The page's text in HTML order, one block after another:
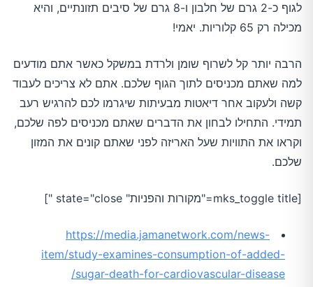
לגוף כ-2 גרם של חלבון ו-8 גרם של סיבים תזונתיים, והיא
מכילה רק 65 קלוריות. יאמי!
הרבה יותר קל לשרוף שומן ולרדת במשקל כאשר אתם מודעים
למה שאתם מכניסים לתוך הגוף שלכם. אתם לא צריכים לעבוד
קשה ולעקוב אחר דיאטות מבעיתות שיגרמו לכם להרגיש רעב
תמידי. התחילו לבחון את הדברים שאתם מכניסים לפה שלכם,
וקראו את התוויות שעל האריזה לפני שאתם קונים את המזון
שלכם.
[mks_toggle title="מקורות והפניות" state="close "]
https://media.jamanetwork.com/news-
item/study-examines-consumption-of-added-
sugar-death-for-cardiovascular-disease/